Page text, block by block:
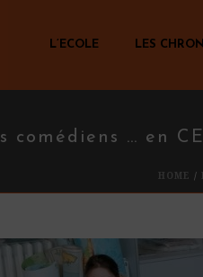
L’ECOLE LES
comédiens … en
HOME /